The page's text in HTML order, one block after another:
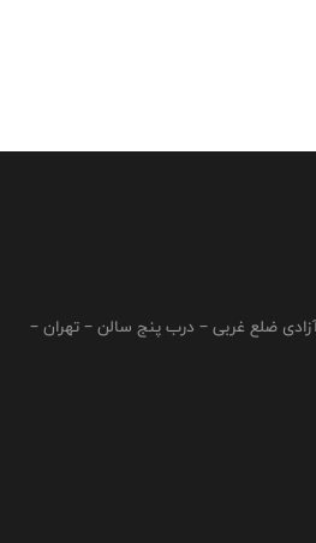
ضلع غربی – درب پنج سالن – تهران –